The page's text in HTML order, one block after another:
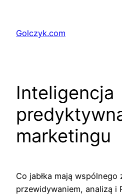
treściGolczyk.com
Inteligencja
marketingu
Co jabłka mają wspólnego
przewidywaniem, analizą i